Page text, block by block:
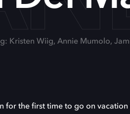
Kristen Wiig, Annie Mumolo,
for the first time to go on vacation